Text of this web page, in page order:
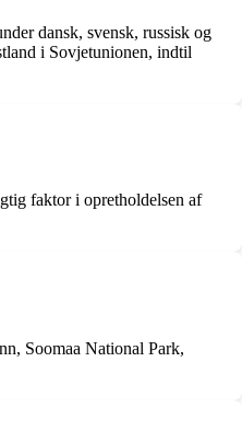
dansk, svensk, russisk og
i Sovjetunionen, indtil
faktor i opretholdelsen af
Soomaa National Park,